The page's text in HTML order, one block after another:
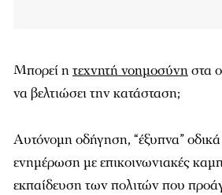
Μπορεί ητεχνητή νοημοσύνηστα
να βελτιώσει την κατάσταση;
Αυτόνομη οδήγηση, “έξυπνα”
ενημέρωση με επικοινωνιακές
εκπαίδευση των πολιτών που